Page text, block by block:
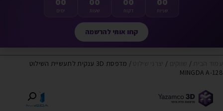
ימים שעות דקות שניות
קחו אותי להרשמה
/
/
/ מדפסת 3D ענקית לתעשיית השילוט
MINGDA A-128